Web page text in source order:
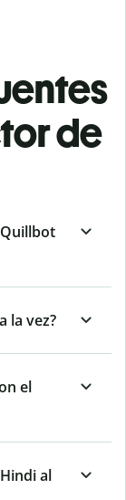
de
la vez?
el
al